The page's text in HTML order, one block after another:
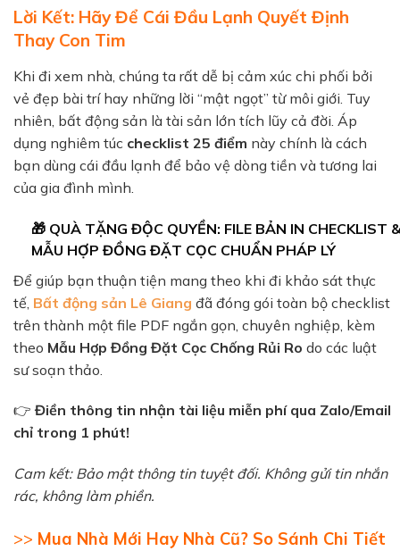
Lời Kết: Hãy Để Cái Đầu Lạnh Quyết Định
Thay Con Tim
Khi đi xem nhà, chúng ta rất dễ bị cảm xúc chi phối bởi
vẻ đẹp bài trí hay những lời “mật ngọt” từ môi giới. Tuy
nhiên, bất động sản là tài sản lớn tích lũy cả đời. Áp
dụng nghiêm túc checklist 25 điểm này chính là cách
bạn dùng cái đầu lạnh để bảo vệ dòng tiền và tương lai
của gia đình mình.
🎁 QUÀ TẶNG ĐỘC QUYỀN: FILE BẢN IN CHECKLIST
MẪU HỢP ĐỒNG ĐẶT CỌC CHUẨN PHÁP LÝ
Để giúp bạn thuận tiện mang theo khi đi khảo sát thực
tế, Bất động sản Lê Giang đã đóng gói toàn bộ checklist
trên thành một file PDF ngắn gọn, chuyên nghiệp, kèm
theo Mẫu Hợp Đồng Đặt Cọc Chống Rủi Ro do các luật
sư soạn thảo.
👉 Điền thông tin nhận tài liệu miễn phí qua Zalo/Email
chỉ trong 1 phút!
Cam kết: Bảo mật thông tin tuyệt đối. Không gửi tin nhắn
rác, không làm phiền.
>> Mua Nhà Mới Hay Nhà Cũ? So Sánh Chi Tiết